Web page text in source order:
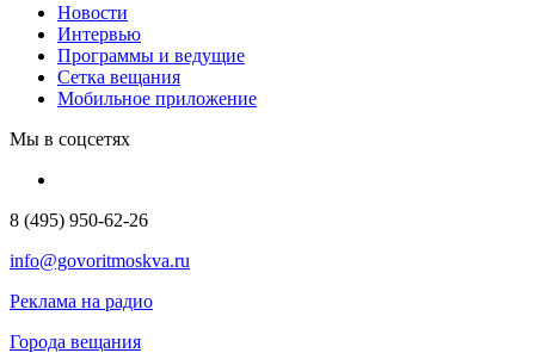
Новости
Интервью
Программы и ведущие
Сетка вещания
Мобильное приложение
Мы в соцсетях
8 (495) 950-62-26
info@govoritmoskva.ru
Реклама на радио
Города вещания